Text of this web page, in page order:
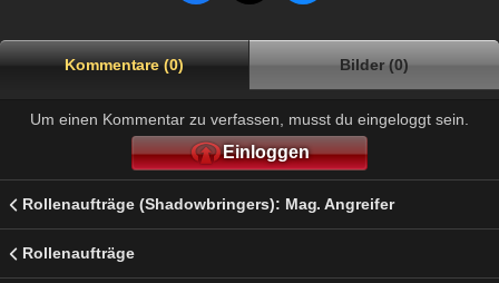
Kommentare (0) Bilder (0)
Um einen Kommentar zu verfassen, musst du eingeloggt sein.
Einloggen
Rollenaufträge (Shadowbringers): Mag. Angreifer
Rollenaufträge